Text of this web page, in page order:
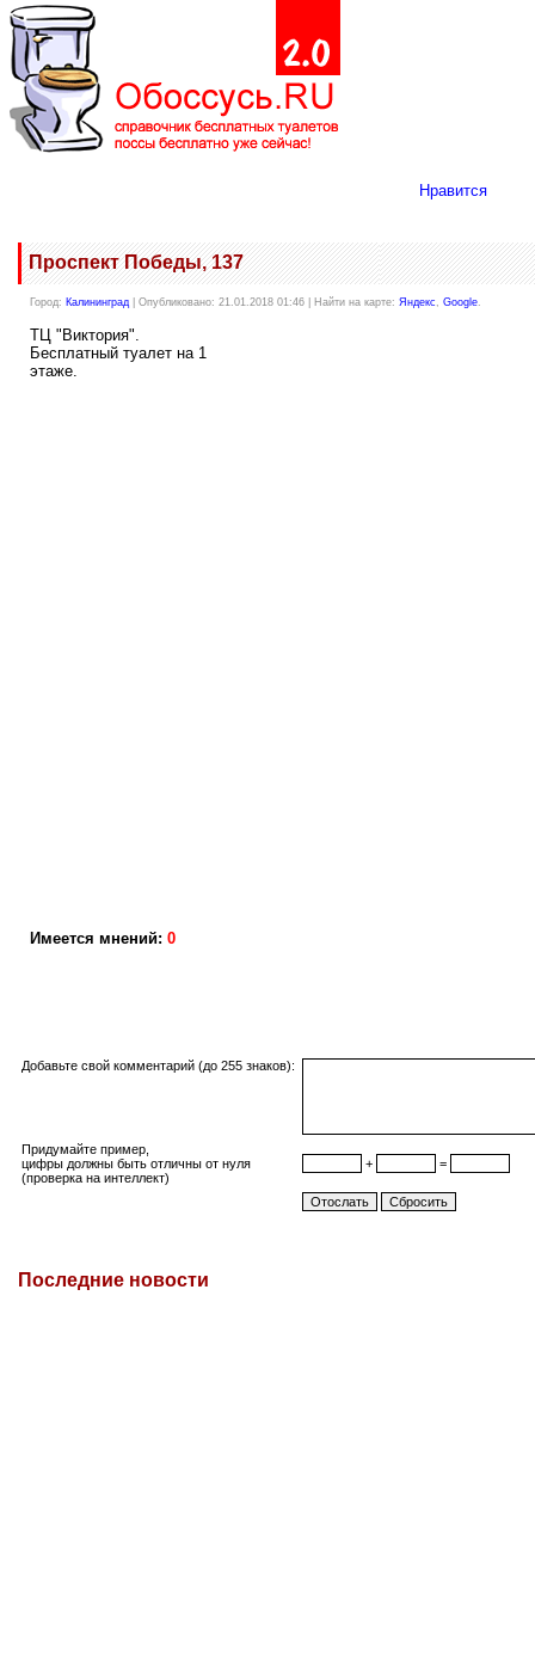
Нравится
Проспект Победы, 137
Город: Калининград | Опубликовано: 21.01.2018 01:46 | Найти на карте: Яндекс , Google.
ТЦ "Виктория".
Бесплатный туалет на 1
этаже.
Имеется мнений: 0
Добавьте свой комментарий (до 255 знаков):
Придумайте пример,
цифры должны быть отличны от нуля
(проверка на интеллект)
+ =
Последние новости